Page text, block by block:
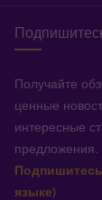
Получайте
ценные
интересные
предложения.
языке)